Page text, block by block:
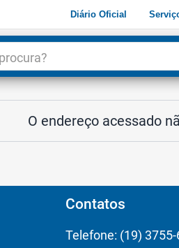
Diário Oficial
O endereço acessado
Contatos
Telefone: (19)